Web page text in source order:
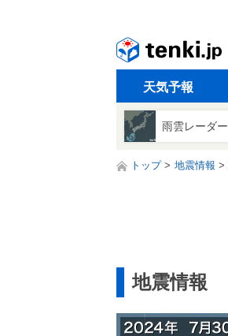
天気予報
雨雲レーダー
トップ 地震情報
地震情報